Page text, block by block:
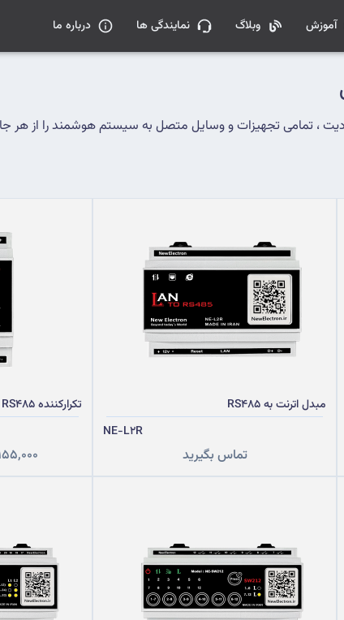
آموزش وبلاگ نمایندگی ها درباره ما
، تمامی تجهیزات و وسایل متصل به سیستم هوشمند را از هر
مبدل اترنت به RS485
NE-L2R
تماس بگیرید
تکرارکننده RS485